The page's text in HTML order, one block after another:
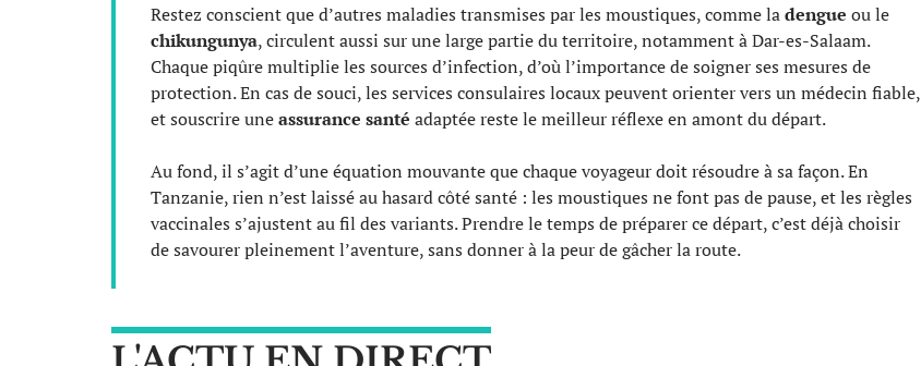
Restez conscient que d’autres maladies transmises par les moustiques, comme ladengue ou le
chikungunya, circulent aussi sur une large partie du territoire, notamment à Dar-es-Salaam.
Chaque piqûre multiplie les sources d’infection, d’où l’importance de soigner ses mesures de
protection. En cas de souci, les services consulaires locaux peuvent orienter vers un médecin fiable,
et souscrire uneassurance santé adaptée reste le meilleur réflexe en amont du départ.
Au fond, il s’agit d’une équation mouvante que chaque voyageur doit résoudre à sa façon. En
Tanzanie, rien n’est laissé au hasard côté santé : les moustiques ne font pas de pause, et les règles
vaccinales s’ajustent au fil des variants. Prendre le temps de préparer ce départ, c’est déjà choisir
de savourer pleinement l’aventure, sans donner à la peur de gâcher la route.